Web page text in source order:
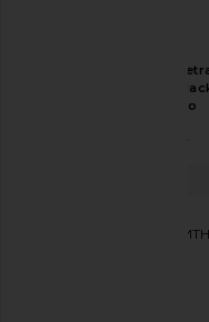
Luv Lou The
Sunglasses in
Smoke Mono
$180